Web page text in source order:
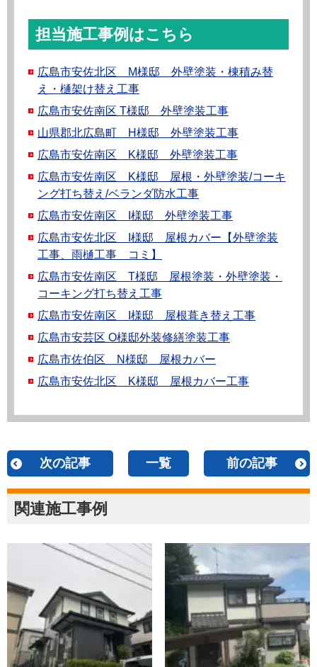
担当施工事例はこちら
広島市安佐北区 M様邸 外壁塗装・棟積み替
え・樋架け替え工事
広島市安佐南区 T様邸 外壁塗装工事
山県郡北広島町 H様邸 外壁塗装工事
広島市安佐南区 K様邸 外壁塗装工事
広島市安佐南区 K様邸 屋根・外壁塗装/コーキ
ング打ち替え/ベランダ防水工事
広島市安佐南区 I様邸 外壁塗装工事
広島市安佐北区 I様邸 屋根カバー【外壁塗装
工事、雨樋工事 コミ】
広島市安佐南区 T様邸 屋根塗装・外壁塗装・
コーキング打ち替え工事
広島市安佐南区 I様邸 屋根葺き替え工事
広島市安芸区 O様邸外装修繕塗装工事
広島市佐伯区 N様邸 屋根カバー
広島市安佐北区 K様邸 屋根カバー工事
次の記事 一覧 前の記事
関連施工事例